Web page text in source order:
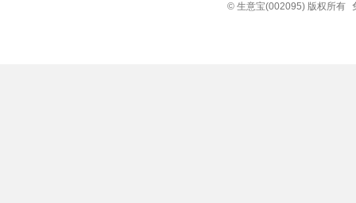
© 生意宝(002095) 版权所有